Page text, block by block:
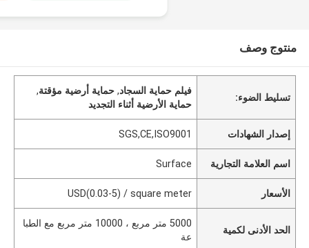
منتوج وصف
تسليط الضوء:
فيلم حماية السجاد,حماية أرضية مؤقتة,
حماية الأرضية أثناء التجديد
إصدار الشهادات SGS,CE,ISO9001
اسم العلامة التجارية Surface
الأسعار USD(0.03-5) / square meter
الحد الأدنى لكمية
5000 متر مربع ، 10000 متر مربع مع الطبا
عة